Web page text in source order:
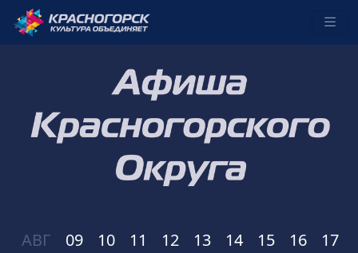
АВГ 09 10 11 12 13 14 15 16 17